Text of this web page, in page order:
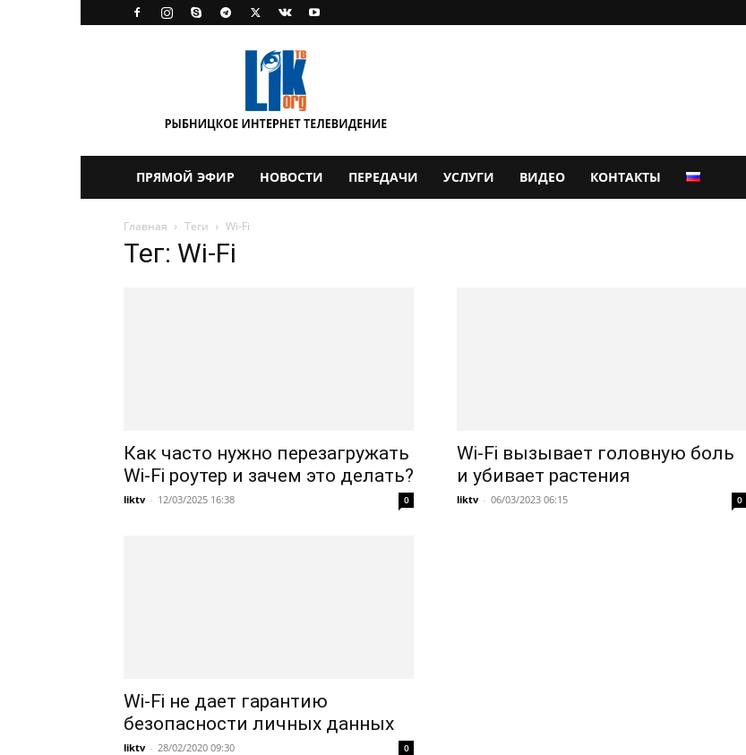
ПРЯМОЙ ЭФИР НОВОСТИ ПЕРЕДАЧИ УСЛУГИ ВИДЕО КОНТАКТЫ
Главная Теги Wi-Fi
Тег: Wi-Fi
Как часто нужно перезагружать
Wi-Fi роутер и зачем это делать?
liktv - 12/03/2025 16:38 0
Wi-Fi вызывает головную боль
и убивает растения
liktv - 06/03/2023 06:15 0
Wi-Fi не дает гарантию
безопасности личных данных
liktv - 28/02/2020 09:30 0